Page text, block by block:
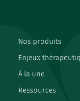
Nos produits
Enjeux
À la une
Ressources